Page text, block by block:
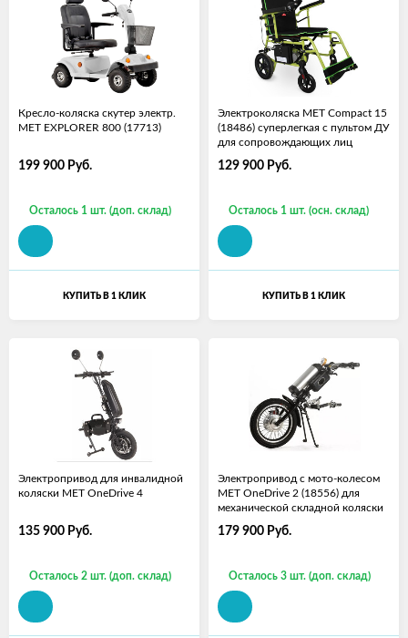
Кресло-коляска скутер электр.
MET EXPLORER 800 (17713)
199 900 Руб.
Осталось 1 шт. (доп. склад)
КУПИТЬ В 1 КЛИК
Электроколяска MET Compact 15
(18486) суперлегкая с пультом ДУ
для сопровождающих лиц
129 900 Руб.
Осталось 1 шт. (осн. склад)
КУПИТЬ В 1 КЛИК
Электропривод для инвалидной
коляски MET OneDrive 4
135 900 Руб.
Осталось 2 шт. (доп. склад)
Электропривод с мото-колесом
MET OneDrive 2 (18556) для
механической складной коляски
179 900 Руб.
Осталось 3 шт. (доп. склад)